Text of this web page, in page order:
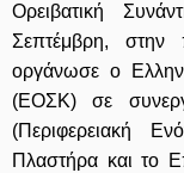
Ορειβατική
Σεπτέμβρη, στην
οργάνωσε ο
(ΕΟΣΚ) σε
(Περιφερειακή
Πλαστήρα και το